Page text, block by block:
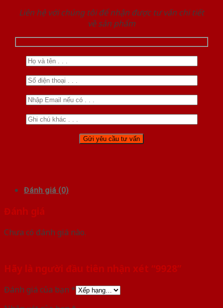
Liên hệ với chúng tôi để nhận được tư vấn chi tiết
về sản phẩm
Đánh giá (0)
Đánh giá
Chưa có đánh giá nào.
Hãy là người đầu tiên nhận xét “9928”
Đánh giá của bạn *